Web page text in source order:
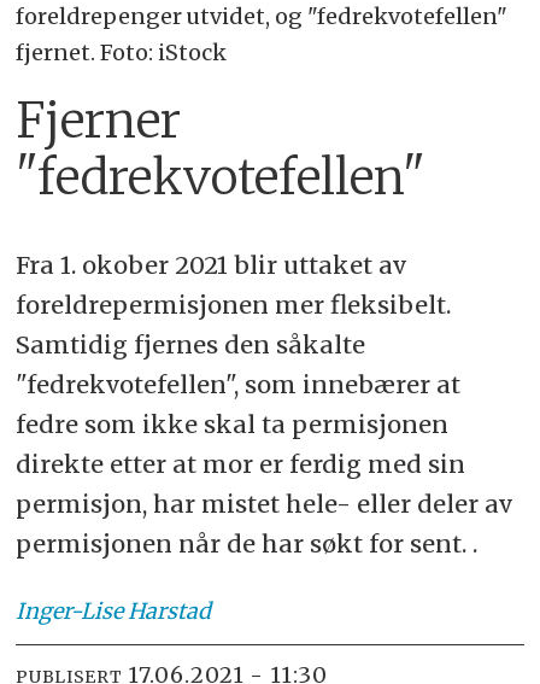
foreldrepenger utvidet, og "fedrekvotefellen"
fjernet. Foto: iStock
Fjerner
"fedrekvotefellen"
Fra 1. okober 2021 blir uttaket av
foreldrepermisjonen mer fleksibelt.
Samtidig fjernes den såkalte
"fedrekvotefellen", som innebærer at
fedre som ikke skal ta permisjonen
direkte etter at mor er ferdig med sin
permisjon, har mistet hele- eller deler av
permisjonen når de har søkt for sent. .
Inger-LiseHarstad
PUBLISERT 17.06.2021 - 11:30